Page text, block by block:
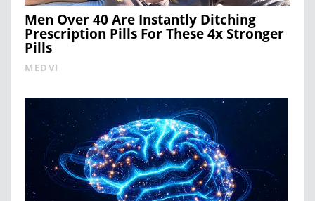
Men Over 40 Are Instantly Ditching
Prescription Pills For These 4x Stronger
Pills
MEDVI